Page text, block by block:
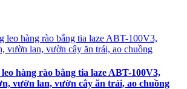
hàng rào bằng tia laze ABT-100V3,
vườn lan, vườn cây ăn trái, ao chuồng